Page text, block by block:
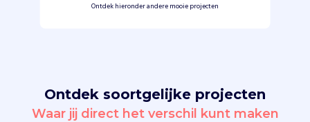
Inloggen
Ontdek hieronder andere mooie projecten
Ontdek soortgelijke projecten
Waar jij direct het verschil kunt maken